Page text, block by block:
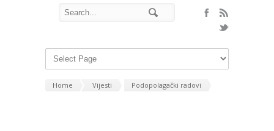
Home Vijesti Podopolagački radovi